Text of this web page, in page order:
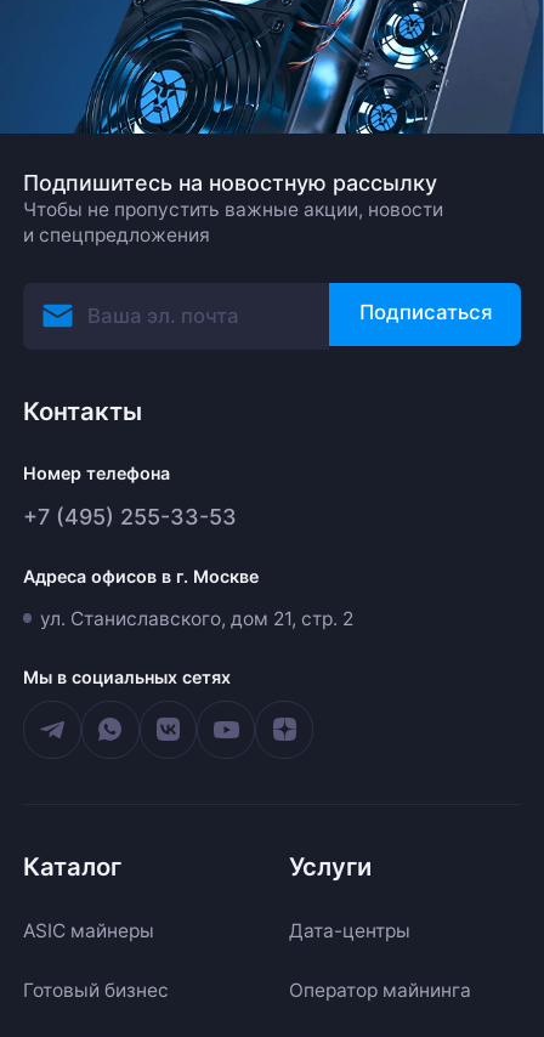
Подпишитесь на новостную рассылку
Чтобы не пропустить важные акции, новости
и спецпредложения
Подписаться
Контакты
Номер телефона
+7 (495) 255-33-53
Адреса офисов в г. Москве
ул. Станиславского, дом 21, стр. 2
Мы в социальных сетях
Каталог
ASIC майнеры
Готовый бизнес
Услуги
Дата-центры
Оператор майнинга